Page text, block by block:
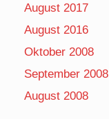
August 2017
August 2016
Oktober 2008
September 2008
August 2008